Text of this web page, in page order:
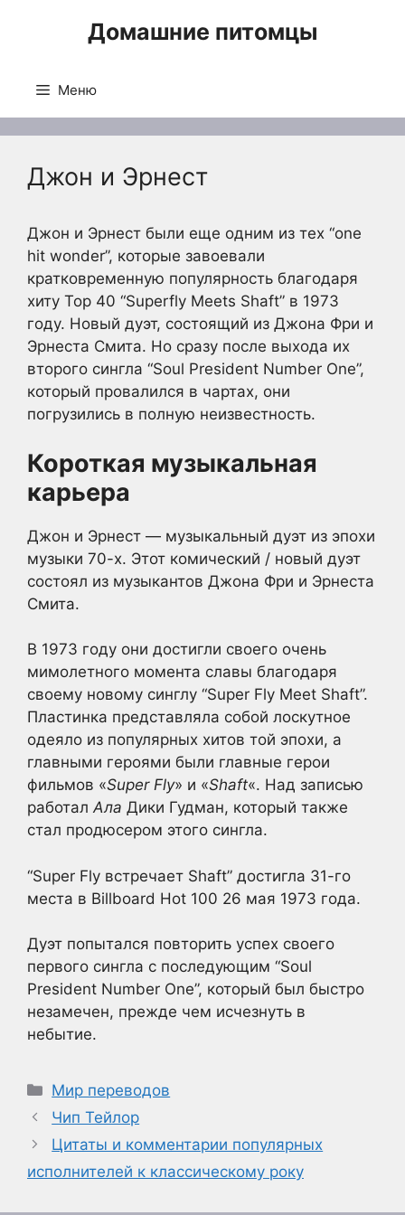
Домашние питомцы
Меню
Джон и Эрнест
Джон и Эрнест были еще одним из тех “one
hit wonder”, которые завоевали
кратковременную популярность благодаря
хиту Top 40 “Superfly Meets Shaft” в 1973
году. Новый дуэт, состоящий из Джона Фри и
Эрнеста Смита. Но сразу после выхода их
второго сингла “Soul President Number One”,
который провалился в чартах, они
погрузились в полную неизвестность.
Короткая музыкальная
карьера
Джон и Эрнест — музыкальный дуэт из эпохи
музыки 70-х. Этот комический / новый дуэт
состоял из музыкантов Джона Фри и Эрнеста
Смита.
В 1973 году они достигли своего очень
мимолетного момента славы благодаря
своему новому синглу “Super Fly Meet Shaft”.
Пластинка представляла собой лоскутное
одеяло из популярных хитов той эпохи, а
главными героями были главные герои
фильмов «Super Fly» и «Shaft«. Над записью
работалАла Дики Гудман, который также
стал продюсером этого сингла.
“Super Fly встречает Shaft” достигла 31-го
места в Billboard Hot 100 26 мая 1973 года.
Дуэт попытался повторить успех своего
первого сингла с последующим “Soul
President Number One”, который был быстро
незамечен, прежде чем исчезнуть в
небытие.
Рубрики
Мир переводов
Чип Тейлор
Цитаты и комментарии популярных
исполнителей к классическому року